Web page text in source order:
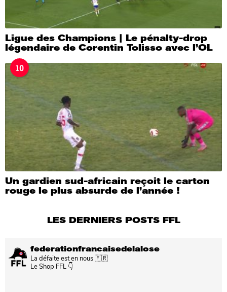
Ligue des Champions | Le pénalty-drop
légendaire de Corentin Tolisso avec l’OL
10
Un gardien sud-africain reçoit le carton
rouge le plus absurde de l’année !
LES DERNIERS POSTS FFL
federationfrancaisedelalose
La défaite est en nous 🇫🇷
Le Shop FFL 👇